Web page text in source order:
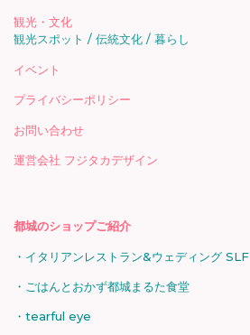
観光・文化
観光スポット
伝統文化 暮らし
イベント
プライバシーポリシー
お問い合わせ
運営会社 フジタカデザイン
都城のショップご紹介
イタリアンレストラン&ウェディング SLF
ごはんとおかず都城まるた食堂
tearful eye